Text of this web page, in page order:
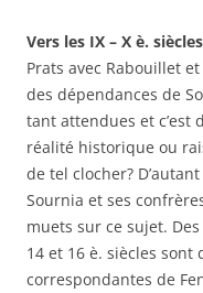
Vers les IX – X è. siècles
Prats avec Rabouillet
des dépendances de
tant attendues et c’est
réalité historique ou
de tel clocher?
Sournia et ses
muets sur ce sujet.
14 et 16 è. siècles sont
correspondantes de